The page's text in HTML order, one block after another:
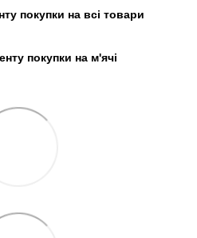
покупки на всі товари
покупки на м'ячі